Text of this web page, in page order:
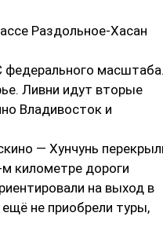
Раздольное-Хасан
федерального
Ливни идут вторые
Владивосток и
― Хунчунь
километре дороги
на выход в
не приобрели туры,